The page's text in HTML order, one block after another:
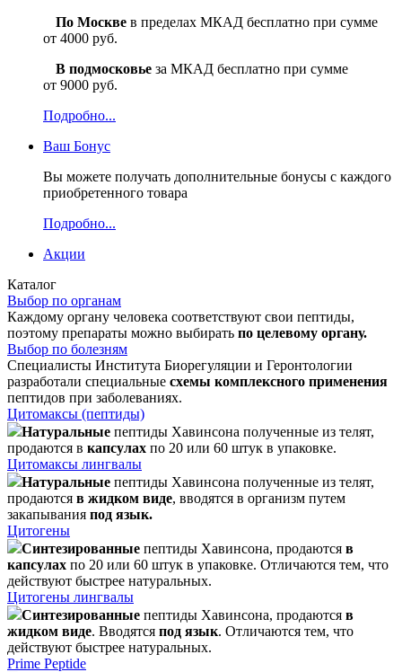
По Москве в пределах МКАД бесплатно при сумме
от 4000 руб.
В подмосковье за МКАД бесплатно при сумме
от 9000 руб.
Подробно...
Ваш Бонус
Вы можете получать дополнительные бонусы с каждого
приобретенного товара
Подробно...
Акции
Каталог
Выбор по органам
Каждому органу человека соответствуют свои пептиды,
поэтому препараты можно выбирать по целевому органу.
Выбор по болезням
Специалисты Института Биорегуляции и Геронтологии
разработали специальные схемы комплексного применения
пептидов при заболеваниях.
Цитомаксы (пептиды)
Натуральные пептиды Хавинсона полученные из телят,
продаются в капсулах по 20 или 60 штук в упаковке.
Цитомаксы лингвалы
Натуральные пептиды Хавинсона полученные из телят,
продаются в жидком виде, вводятся в организм путем
закапывания под язык.
Цитогены
Синтезированные пептиды Хавинсона, продаются в
капсулах по 20 или 60 штук в упаковке. Отличаются тем, что
действуют быстрее натуральных.
Цитогены лингвалы
Синтезированные пептиды Хавинсона, продаются в
жидком виде. Вводятся под язык. Отличаются тем, что
действуют быстрее натуральных.
Prime Peptide